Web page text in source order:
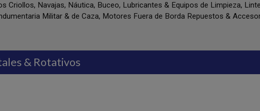
Navajas, Náutica, Buceo, Lubricantes & Equipos de Limpieza,
Militar & de Caza, Motores Fuera de Borda Repuestos &
& Rotativos